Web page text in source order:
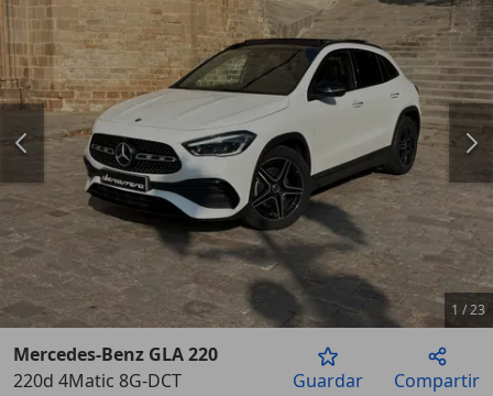
Anterior
1 /23
Mercedes-Benz GLA 220
220d 4Matic 8G-DCT
Guardar Compartir